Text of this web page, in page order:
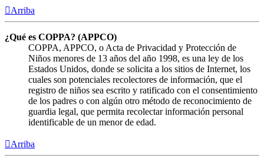
Arriba
¿Qué es COPPA? (APPCO)
COPPA, APPCO, o Acta de Privacidad y Protección de
Niños menores de 13 años del año 1998, es una ley de los
Estados Unidos, donde se solicita a los sitios de Internet, los
cuales son potenciales recolectores de información, que el
registro de niños sea escrito y ratificado con el consentimiento
de los padres o con algún otro método de reconocimiento de
guardia legal, que permita recolectar información personal
identificable de un menor de edad.
Arriba